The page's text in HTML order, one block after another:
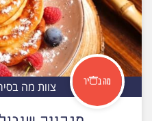
צוות מה